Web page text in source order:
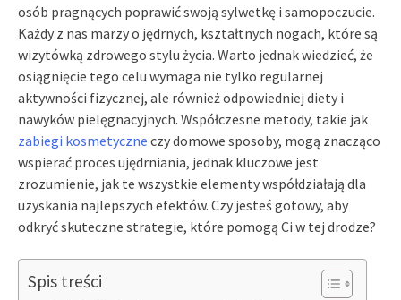
osób pragnących poprawić swoją sylwetkę i samopoczucie.
Każdy z nas marzy o jędrnych, kształtnych nogach, które są
wizytówką zdrowego stylu życia. Warto jednak wiedzieć, że
osiągnięcie tego celu wymaga nie tylko regularnej
aktywności fizycznej, ale również odpowiedniej diety i
nawyków pielęgnacyjnych. Współczesne metody, takie jak
zabiegi kosmetyczne czy domowe sposoby, mogą znacząco
wspierać proces ujędrniania, jednak kluczowe jest
zrozumienie, jak te wszystkie elementy współdziałają dla
uzyskania najlepszych efektów. Czy jesteś gotowy, aby
odkryć skuteczne strategie, które pomogą Ci w tej drodze?
Spis treści